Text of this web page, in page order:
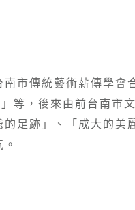
市傳統藝術薪傳學會
等，後來由前台南市
足跡」、「成大的美